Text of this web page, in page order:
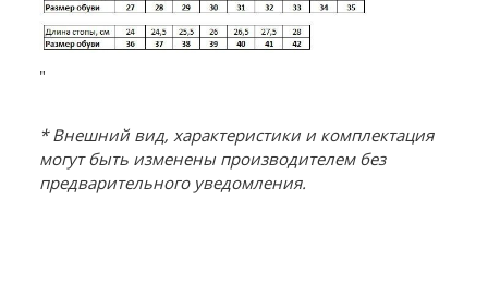
"
* Внешний вид, характеристики и комплектация
могут быть изменены производителем без
предварительного уведомления.